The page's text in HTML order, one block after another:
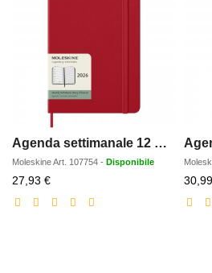
Agenda settimanale 12 mesi formato L con copertina rigida Moleskine
MoleskineArt. 107754 - Disponibile
27,93 €Prezzo
scontato